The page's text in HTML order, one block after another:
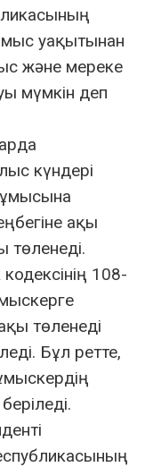
уақытынан
және мереке
мүмкiн деп
күндері
ақы
төленеді.
108-
төленеді
Бұл ретте,